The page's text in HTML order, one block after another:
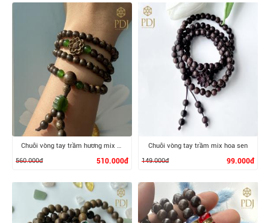
XEM CHI TIẾT XEM CHI TIẾT
560.000đ
510.000đ
Chuỗi vòng tay trầm mix hoa sen
149.000đ
99.000đ